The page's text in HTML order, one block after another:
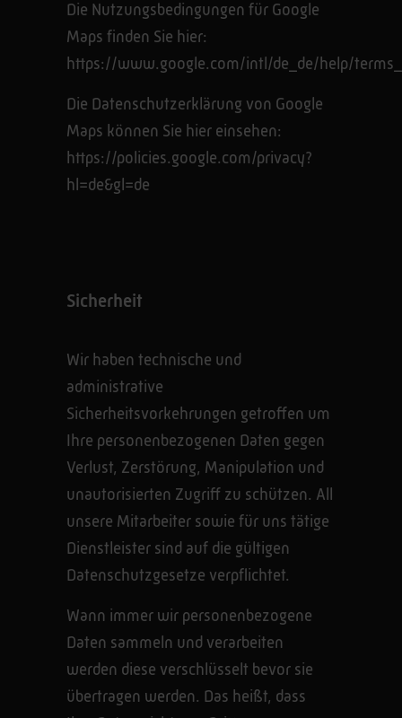
Die Nutzungsbedingungen für Google
Maps finden Sie hier:
https://www.google.com/intl/de_de/help/
Die Datenschutzerklärung von Google
Maps können Sie hier einsehen:
https://policies.google.com/privacy?
hl=de&gl=de
Sicherheit
Wir haben technische und
administrative
Sicherheitsvorkehrungen getroffen um
Ihre personenbezogenen Daten gegen
Verlust, Zerstörung, Manipulation und
unautorisierten Zugriff zu schützen. All
unsere Mitarbeiter sowie für uns tätige
Dienstleister sind auf die gültigen
Datenschutzgesetze verpflichtet.
Wann immer wir personenbezogene
Daten sammeln und verarbeiten
werden diese verschlüsselt bevor sie
übertragen werden. Das heißt, dass